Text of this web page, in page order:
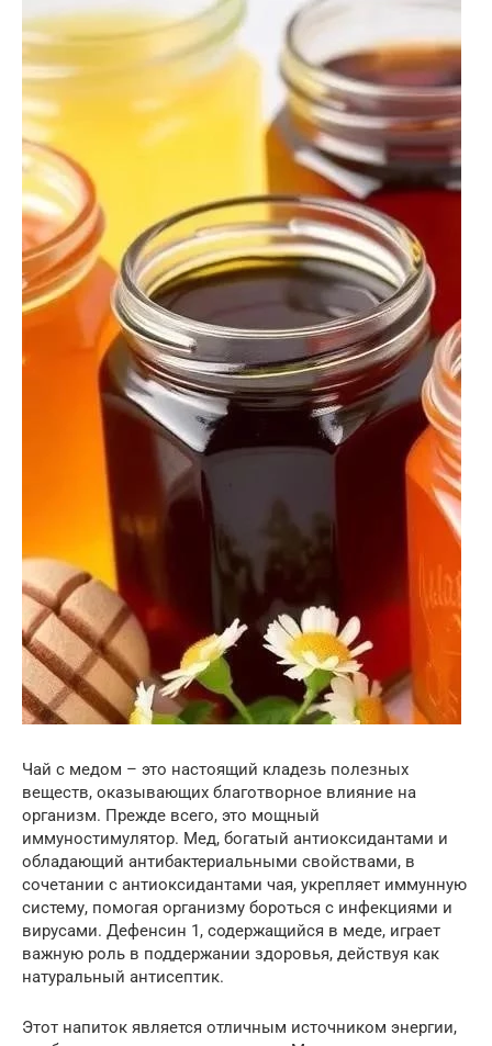
Чай с медом – это настоящий кладезь полезных
веществ, оказывающих благотворное влияние на
организм. Прежде всего, это мощный
иммуностимулятор. Мед, богатый антиоксидантами и
обладающий антибактериальными свойствами, в
сочетании с антиоксидантами чая, укрепляет иммунную
систему, помогая организму бороться с инфекциями и
вирусами. Дефенсин 1, содержащийся в меде, играет
важную роль в поддержании здоровья, действуя как
натуральный антисептик.
Этот напиток является отличным источником энергии,